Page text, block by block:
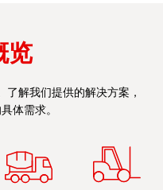
览
解我们提供的解决方案，
体需求。